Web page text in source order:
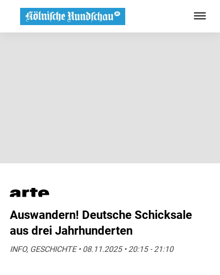
Auswandern! Deutsche Schicksale
aus drei Jahrhunderten
INFO, GESCHICHTE • 08.11.2025 • 20:15 - 21:10